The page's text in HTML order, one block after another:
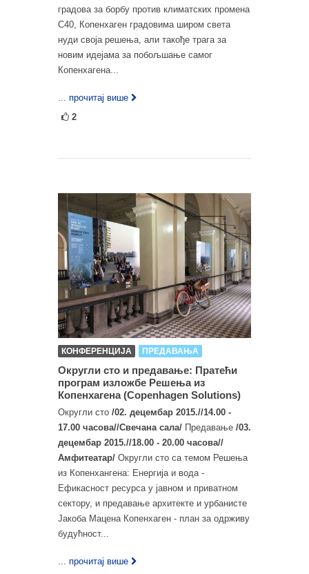
градова за борбу против климатских промена
C40, Копенхаген градовима широм света
нуди своја решења, али такође трага за
новим идејама за побољшање самог
Копенхагена...
... прочитај више
2
КОНФЕРЕНЦИЈА ПРЕДАВАЊА
Округли сто и предавање: Пратећи
програм изложбе Решења из
Копенхагена (Copenhagen Solutions)
Округли сто /02. децембар 2015.//14.00 -
17.00 часова//Свечана сала/ Предавање /03.
децембар 2015.//18.00 - 20.00 часова//
Амфитеатар/ Округли сто са темом Решења
из Копенхангена: Енергија и вода -
Ефикасност ресурса у јавном и приватном
сектору, и предавање архитекте и урбанисте
Јакоба Мацена Копенхаген - план за одрживу
будућност...
... прочитај више